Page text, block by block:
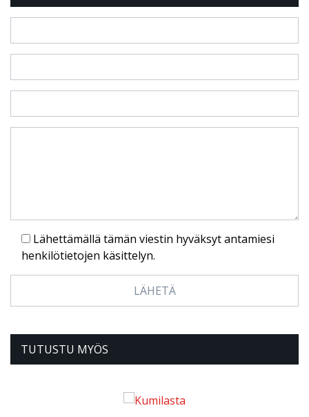
Lähettämällä tämän viestin hyväksyt antamiesi
henkilötietojen käsittelyn.
TUTUSTU MYÖS